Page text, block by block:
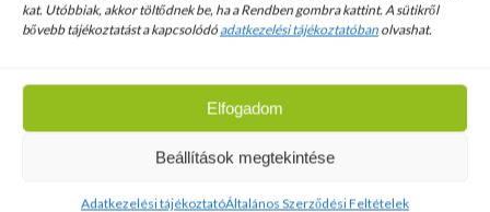
kat. Utóbbiak, akkor töltődnek be, ha a Rendben gombra kattint. A sütikről
bővebb tájékoztatást a kapcsolódó adatkezelési tájékoztatóban olvashat.
Elfogadom
Beállítások megtekintése
Adatkezelési tájékoztatóÁltalános Szerződési Feltételek
(forgácslap csavar)100/1200 db